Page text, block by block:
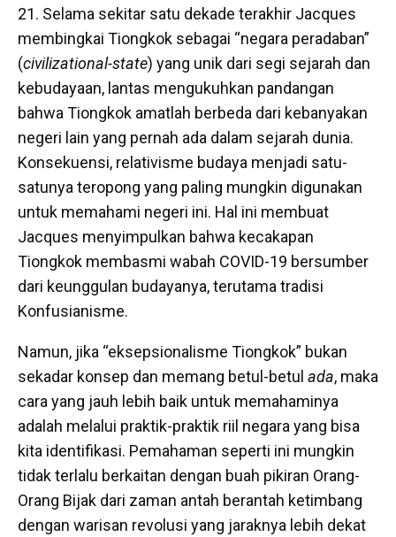
21. Selama sekitar satu dekade terakhir Jacques
membingkai Tiongkok sebagai “negara peradaban”
(civilizational-state) yang unik dari segi sejarah dan
kebudayaan, lantas mengukuhkan pandangan
bahwa Tiongkok amatlah berbeda dari kebanyakan
negeri lain yang pernah ada dalam sejarah dunia.
Konsekuensi, relativisme budaya menjadi satu-
satunya teropong yang paling mungkin digunakan
untuk memahami negeri ini. Hal ini membuat
Jacques menyimpulkan bahwa kecakapan
Tiongkok membasmi wabah COVID-19 bersumber
dari keunggulan budayanya, terutama tradisi
Konfusianisme.
Namun, jika “eksepsionalisme Tiongkok” bukan
sekadar konsep dan memang betul-betul ada, maka
cara yang jauh lebih baik untuk memahaminya
adalah melalui praktik-praktik riil negara yang bisa
kita identifikasi. Pemahaman seperti ini mungkin
tidak terlalu berkaitan dengan buah pikiran Orang-
Orang Bijak dari zaman antah berantah ketimbang
dengan warisan revolusi yang jaraknya lebih dekat